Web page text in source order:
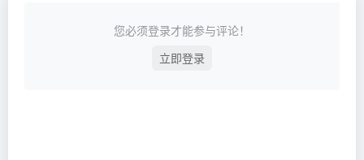
您必须登录才能参与评论！
立即登录